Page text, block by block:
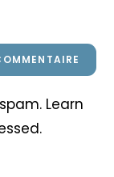
Learn
.